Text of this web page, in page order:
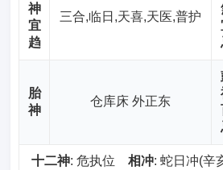
神
宜
趋
三合,临日,天喜,天医,普护
胎
神
仓库床 外正东
十二神: 危执位 相冲: 蛇日冲(辛